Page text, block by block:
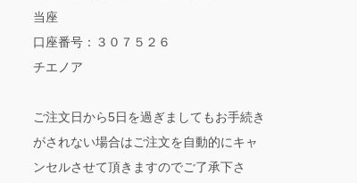
当座
口座番号：３０７５２６
チエノア
ご注文日から5日を過ぎましてもお手続き
がされない場合はご注文を自動的にキャ
ンセルさせて頂きますのでご了承下さ